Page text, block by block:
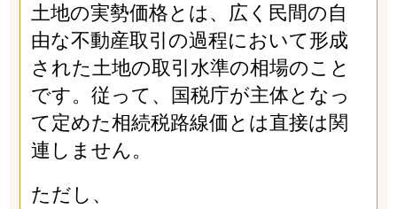
土地の実勢価格とは、広く民間の自
由な不動産取引の過程において形成
された土地の取引水準の相場のこと
です。従って、国税庁が主体となっ
て定めた相続税路線価とは直接は関
連しません。
ただし、